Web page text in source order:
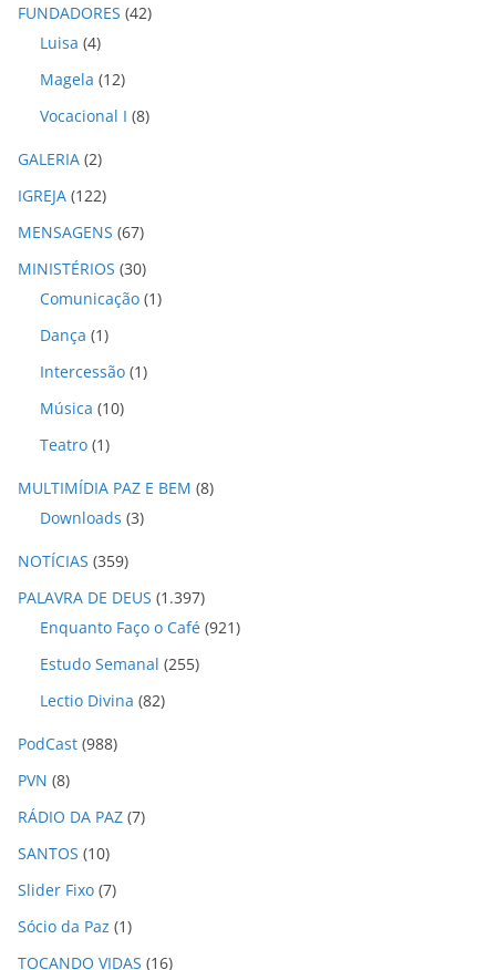
o
FUNDADORES (42)
Luisa (4)
Magela (12)
Vocacional I (8)
GALERIA (2)
IGREJA (122)
MENSAGENS (67)
MINISTÉRIOS (30)
Comunicação (1)
Dança (1)
Intercessão (1)
Música (10)
Teatro (1)
MULTIMÍDIA PAZ E BEM (8)
Downloads (3)
NOTÍCIAS (359)
PALAVRA DE DEUS (1.397)
Enquanto Faço o Café (921)
Estudo Semanal (255)
Lectio Divina (82)
PodCast (988)
PVN (8)
RÁDIO DA PAZ (7)
SANTOS (10)
Slider Fixo (7)
Sócio da Paz (1)
TOCANDO VIDAS (16)